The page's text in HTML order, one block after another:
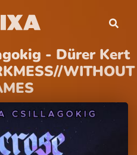
- Dürer Kert
WITHOUT